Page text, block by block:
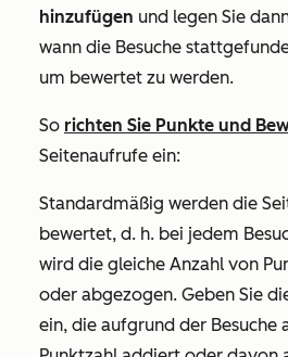
hinzufügen und legen Sie
wann die Besuche
um bewertet zu werden.
So richten Sie Punkte und
Seitenaufrufe ein:
Standardmäßig werden die
bewertet, d. h. bei jedem
wird die gleiche Anzahl von
oder abgezogen. Geben Sie
ein, die aufgrund der Besuche